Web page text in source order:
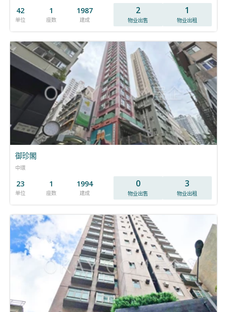
42
单位
1
座数
1987
建成
2
物业出售
1
物业出租
御珍閣
中環
23
单位
1
座数
1994
建成
0
物业出售
3
物业出租